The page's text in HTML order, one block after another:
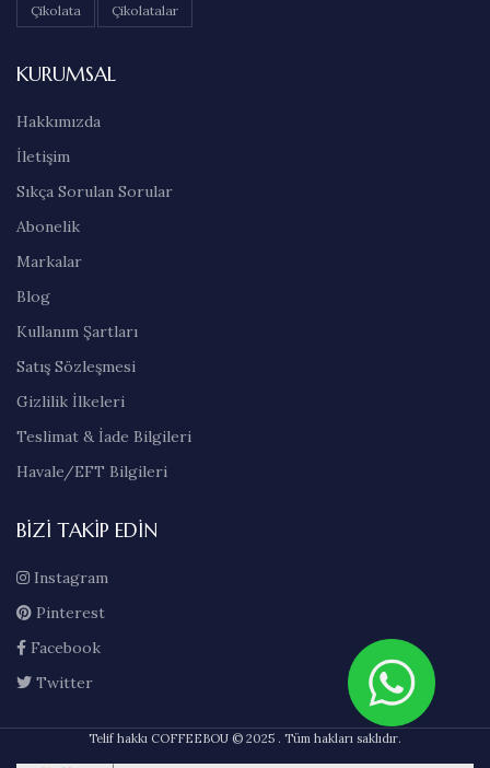
Çikolata Çikolatalar
KURUMSAL
Hakkımızda
İletişim
Sıkça Sorulan Sorular
Abonelik
Markalar
Blog
Kullanım Şartları
Satış Sözleşmesi
Gizlilik İlkeleri
Teslimat & İade Bilgileri
Havale/EFT Bilgileri
BIZI TAKIP EDIN
Instagram
Pinterest
Facebook
Twitter
Telif hakkı COFFEEBOU © 2025 . Tüm hakları saklıdır.